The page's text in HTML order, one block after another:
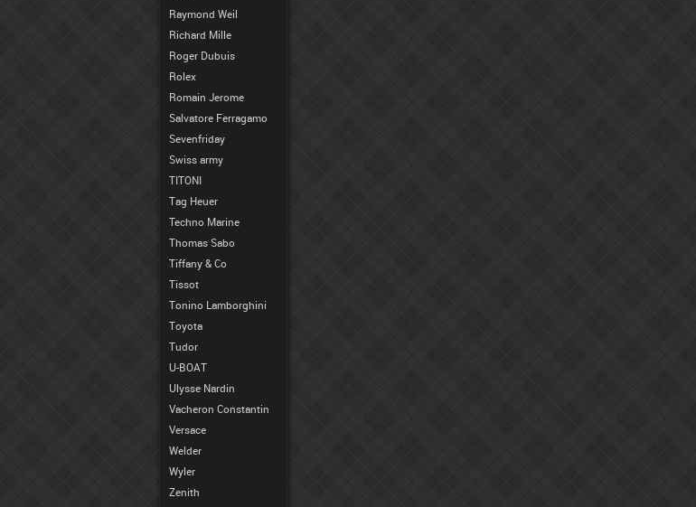
Raymond Weil
Richard Mille
Roger Dubuis
Rolex
Romain Jerome
Salvatore Ferragamo
Sevenfriday
Swiss army
TITONI
Tag Heuer
Techno Marine
Thomas Sabo
Tiffany & Co
Tissot
Tonino Lamborghini
Toyota
Tudor
U-BOAT
Ulysse Nardin
Vacheron Constantin
Versace
Welder
Wyler
Zenith